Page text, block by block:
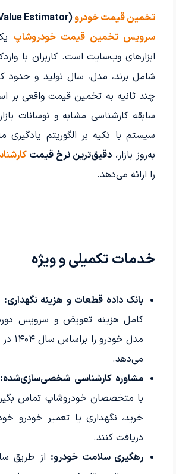
تخمین قیمت خودرو(Car Value Estimator)
سرویس تخمین قیمت خودروشاپ
ابزارهای وب‌سایت است. کاربران با
شامل برند، مدل، سال تولید و حدود
چند ثانیه به تخمین قیمت واقعی بر
سابقه کارشناسی مشابه و نوسانات
سیستم با تکیه بر الگوریتم یادگیری
به‌روز بازار، دقیق‌ترین نرخ قیمت
را ارائه می‌دهد.
خدمات تکمیلی و ویژه
بانک داده قطعات و هزینه نگهداری:
مدل
می‌دهد.
مشاوره کارشناسی شخصی‌سازی‌شده:
با متخصصان خودروشاپ تماس
خرید، نگهداری یا تعمیر خودرو
دریافت کنند.
رهگیری سلامت خودرو: از طریق